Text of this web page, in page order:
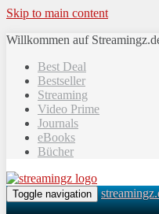
Skip to main content
Willkommen auf
Best Deal
Bestseller
Streaming
Video Prime
Journals
eBooks
Bücher
Toggle navigation